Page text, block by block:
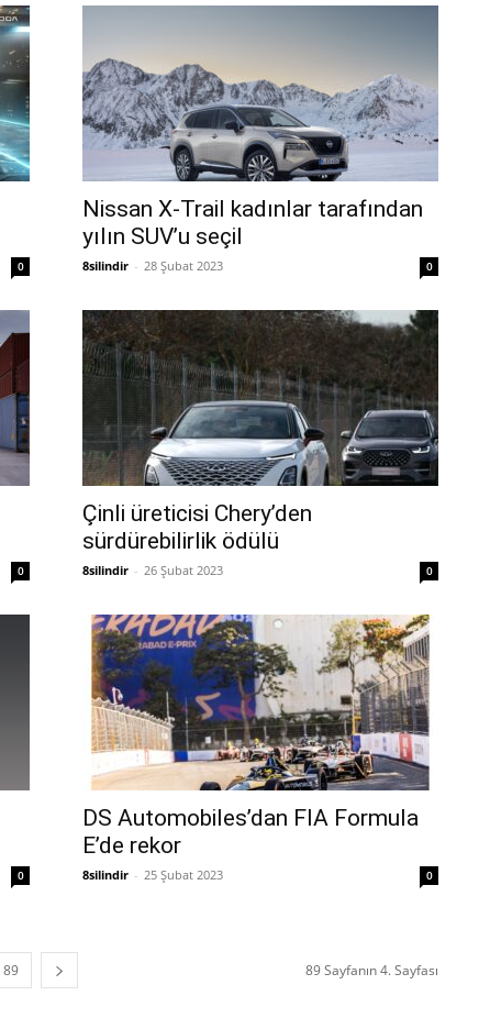
0
Nissan X-Trail kadınlar tarafından
yılın SUV’u seçil
8silindir - 28 Şubat 2023 0
0
Çinli üreticisi Chery’den
sürdürebilirlik ödülü
8silindir - 26 Şubat 2023 0
0
DS Automobiles’dan FIA Formula
E’de rekor
8silindir - 25 Şubat 2023 0
89 89 Sayfanın 4. Sayfası